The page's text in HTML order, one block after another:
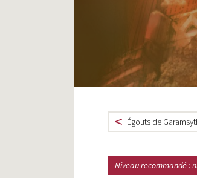
Égouts de
Niveau recommandé :